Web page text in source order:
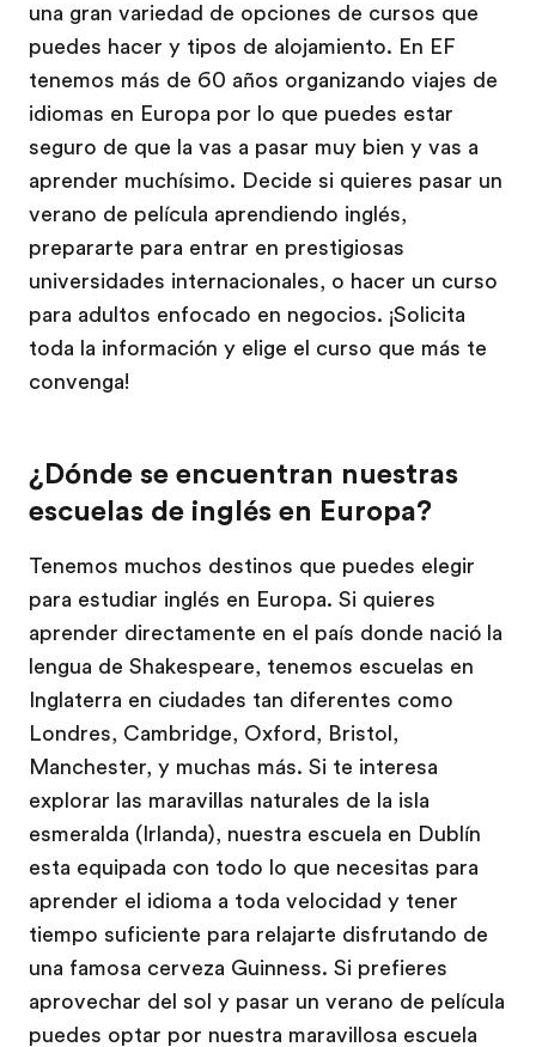
una gran variedad de opciones de cursos que
puedes hacer y tipos de alojamiento. En EF
tenemos más de 60 años organizando viajes de
idiomas en Europa por lo que puedes estar
seguro de que la vas a pasar muy bien y vas a
aprender muchísimo. Decide si quieres pasar un
verano de película aprendiendo inglés,
prepararte para entrar en prestigiosas
universidades internacionales, o hacer un curso
para adultos enfocado en negocios. ¡Solicita
toda la información y elige el curso que más te
convenga!
¿Dónde se encuentran nuestras
escuelas de inglés en Europa?
Tenemos muchos destinos que puedes elegir
para estudiar inglés en Europa. Si quieres
aprender directamente en el país donde nació la
lengua de Shakespeare, tenemos escuelas en
Inglaterra en ciudades tan diferentes como
Londres, Cambridge, Oxford, Bristol,
Manchester, y muchas más. Si te interesa
explorar las maravillas naturales de la isla
esmeralda (Irlanda), nuestra escuela en Dublín
esta equipada con todo lo que necesitas para
aprender el idioma a toda velocidad y tener
tiempo suficiente para relajarte disfrutando de
una famosa cerveza Guinness. Si prefieres
aprovechar del sol y pasar un verano de película
puedes optar por nuestra maravillosa escuela